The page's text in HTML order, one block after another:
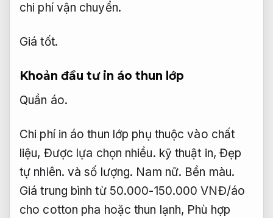
chi phí vận chuyển.
Giá tốt.
Khoản đầu tư in áo thun lớp
Quần áo.
Chi phí in áo thun lớp phụ thuộc vào chất
liệu, Được lựa chọn nhiều. kỹ thuật in,Đẹp
tự nhiên. và số lượng. Nam nữ. Bền màu.
Giá trung bình từ 50.000-150.000 VNĐ/áo
cho cotton pha hoặc thun lạnh, Phù hợp